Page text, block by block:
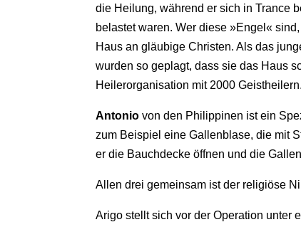
die Heilung, während er sich in Trance
belastet waren. Wer diese »Engel«
Haus an gläubige Christen. Als das
wurden so geplagt, dass sie das Haus
Heilerorganisation mit 2000 Geistheilern.
Antoniovon den Philippinen ist ein
zum Beispiel eine Gallenblase, die mit
er die Bauchdecke öffnen und die
Allen drei gemeinsam ist der religiöse
Arigo stellt sich vor der Operation unter